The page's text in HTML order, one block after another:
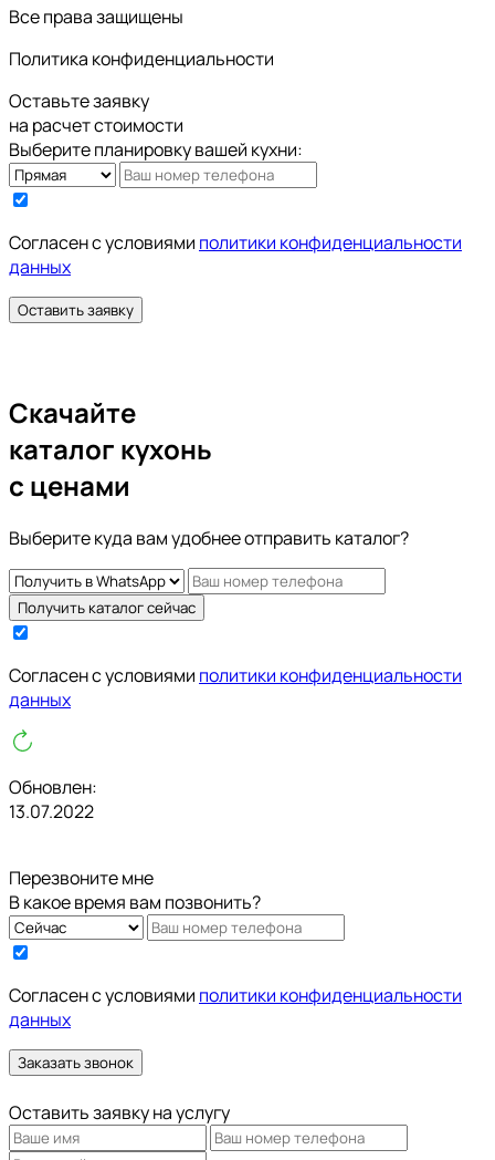
Все права защищены
Политика конфиденциальности
Оставьте заявку
на расчет стоимости
Выберите планировку вашей кухни:
Cогласен с условиями политики конфиденциальности
данных
Оставить заявку
Скачайте
каталог кухонь
с ценами
Выберите куда вам удобнее отправить каталог?
Получить каталог сейчас
Cогласен с условиями политики конфиденциальности
данных
Обновлен:
13.07.2022
Перезвоните мне
В какое время вам позвонить?
Cогласен с условиями политики конфиденциальности
данных
Заказать звонок
Оставить заявку на услугу